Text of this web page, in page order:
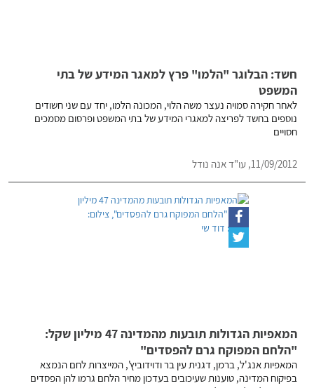
חשד: הבלוגר "הלמו" פרץ למאגר המידע של בתי
המשפט
לאחר חקירה סמויה נעצר משה הלוי, המכונה הלמו, יחד עם שני חשודים
נוספים בחשד לפריצה למאגרי המידע של בתי המשפט ופרסום מסמכים
חסויים
11/09/2012, עו"ד אנה נודל
המאפיות הגדולות תובעות מהמדינה 47 מיליון שקל:
"הלחם המפוקח גרם להפסדים"
המאפיות אנג'ל, ברמן, דגנית עין בר ודוידוביץ', המייצרות לחם הנמצא
בפיקוח המדינה, טוענות שעיכובים בעדכון מחיר הלחם גרמו להן הפסדים